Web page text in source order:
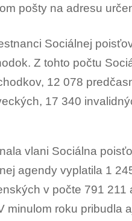
pošty na adresu
Sociálnej
Z tohto počtu
12 078
17 340
vlani Sociálna
agendy vyplatila 1
v počte 791
minulom roku pribudla